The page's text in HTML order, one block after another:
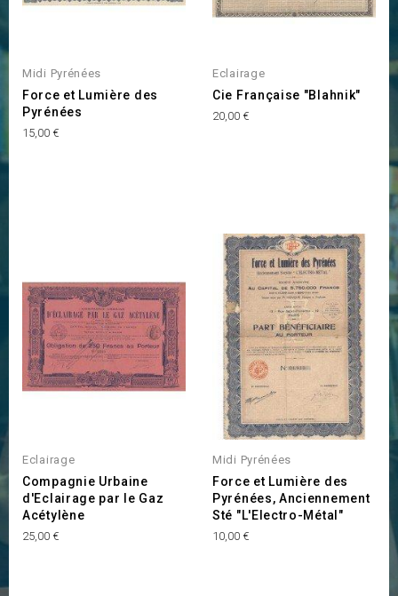
Midi Pyrénées
Force et Lumière des
Pyrénées
Prix
15,00 €
Eclairage
Cie Française "Blahnik"
Prix
20,00 €
Eclairage
Compagnie Urbaine
d'Eclairage par le Gaz
Acétylène
Prix
25,00 €
Midi Pyrénées
Force et Lumière des
Pyrénées, Anciennement
Sté "L'Electro-Métal"
Prix
10,00 €